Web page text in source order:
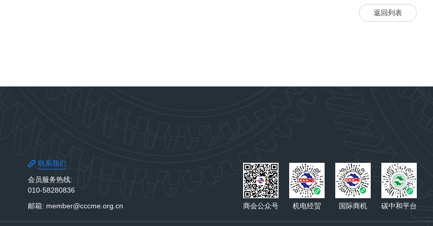
返回列表
联系我们
会员服务热线:
010-58280836
邮箱: member@cccme.org.cn
商会公众号 机电经贸 国际商机 碳中和平台